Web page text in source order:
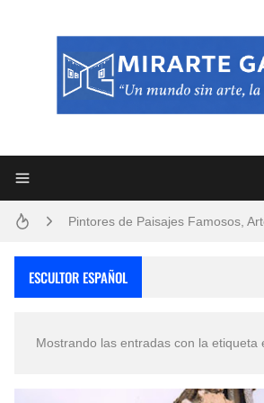
Pintores de Paisajes Famosos,
San Valentín Dibujos a Lápiz del
ESCULTOR ESPAÑOL
Mostrando las entradas con la etiqueta